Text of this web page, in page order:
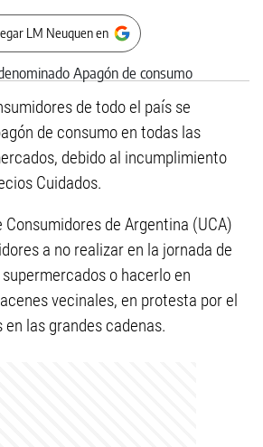
LM Neuquen en
de todo el país se
de consumo en todas las
debido al incumplimiento
Cuidados.
Consumidores de Argentina (UCA)
a no realizar en la jornada de
o hacerlo en
vecinales, en protesta por el
las grandes cadenas.